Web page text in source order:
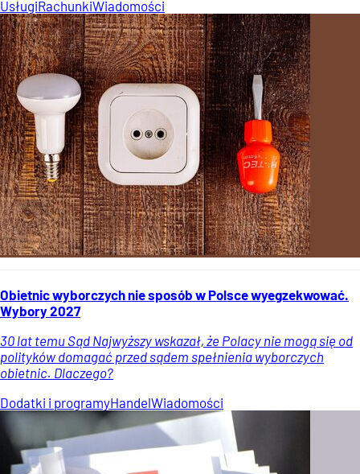
UsługiRachunkiWiadomości
Obietnic wyborczych nie sposób w Polsce wyegzekwować.
Wybory 2027
30 lat temu Sąd Najwyższy wskazał, że Polacy nie mogą się od
polityków domagać przed sądem spełnienia wyborczych
obietnic. Dlaczego?
Dodatki i programyHandelWiadomości